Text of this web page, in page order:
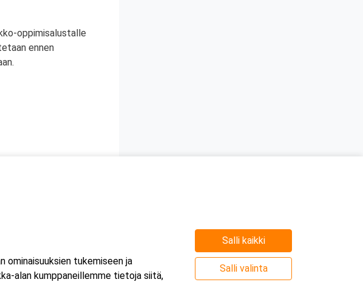
oppimisalustalle
ennen
ja
kortti ei ole
ominaisuuksien tukemiseen ja
alan kumppaneillemme tietoja siitä,
Salli kaikki
Salli valinta